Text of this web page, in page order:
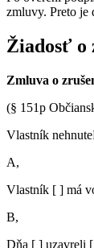
zmluvy. Preto je
Žiadosť o
Zmluva o
(§ 151p
Vlastník
A,
Vlastník [ ] má
B,
Dňa [ ] uzavreli